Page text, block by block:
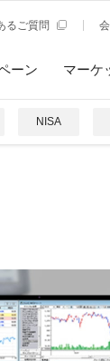
るご質問
ーン マーケ
NISA